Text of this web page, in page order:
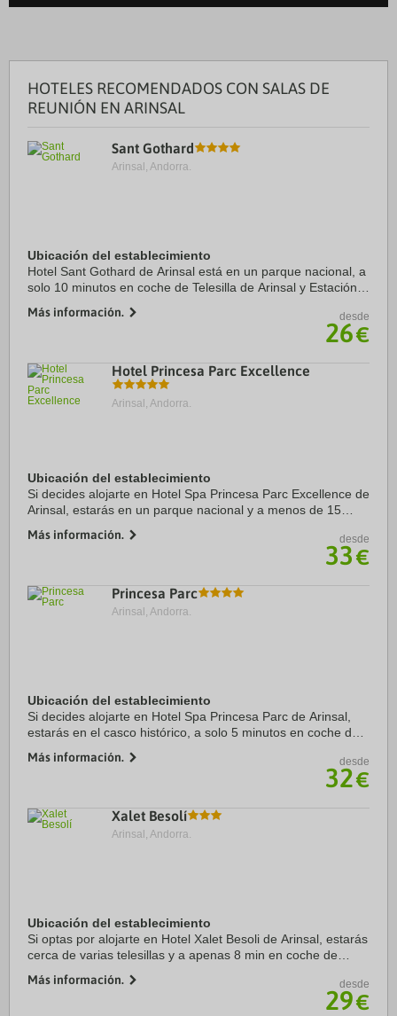
HOTELES RECOMENDADOS CON SALAS DE
REUNIÓN EN ARINSAL
Sant Gothard
Arinsal, Andorra.
Ubicación del establecimiento
Hotel Sant Gothard de Arinsal está en un parque nacional, a
solo 10 minutos en coche de Telesilla de Arinsal y Estación
encuentra a 9 km de Spa ...
Más información. desde
26€
Hotel Princesa Parc Excellence
Arinsal, Andorra.
Ubicación del establecimiento
Si decides alojarte en Hotel Spa Princesa Parc Excellence de
Arinsal, estarás en un parque nacional y a menos de 15
Pyrenees en Andorra. Además, este hotel ...
Más información. desde
33€
Princesa Parc
Arinsal, Andorra.
Ubicación del establecimiento
Si decides alojarte en Hotel Spa Princesa Parc de Arinsal,
estarás en el casco histórico, a solo 5 minutos en coche de
este hotel elegante se ...
Más información. desde
32€
Xalet Besolí
Arinsal, Andorra.
Ubicación del establecimiento
Si optas por alojarte en Hotel Xalet Besoli de Arinsal, estarás
cerca de varias telesillas y a apenas 8 min en coche de
se encuentra a 9,2 km de ...
Más información. desde
29€